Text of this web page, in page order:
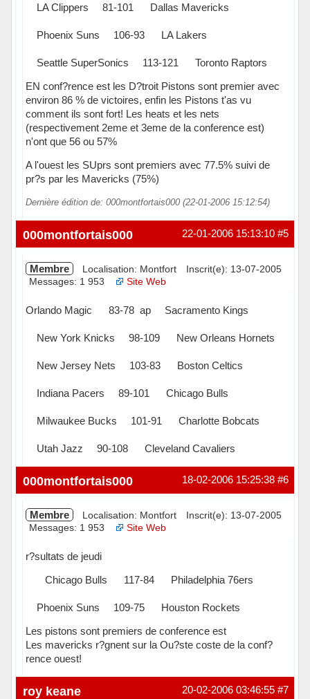
LA Clippers 81-101 Dallas Mavericks
Phoenix Suns 106-93 LA Lakers
Seattle SuperSonics 113-121 Toronto Raptors
EN conf?rence est les D?troit Pistons sont premier avec
environ 86 % de victoires, enfin les Pistons t'as vu
comment ils sont fort! Les heats et les nets
(respectivement 2eme et 3eme de la conference est)
n'ont que 56 ou 57%
A l'ouest les SUprs sont premiers avec 77.5% suivi de
pr?s par les Mavericks (75%)
Dernière édition de: 000montfortais000 (22-01-2006 15:12:54)
Hors ligne #5
22-01-2006 15:13:10
000montfortais000
Membre Localisation: Montfort
Inscrit(e): 13-07-2005
Messages: 1 953
Site Web
Orlando Magic 83-78 ap Sacramento Kings
New York Knicks 98-109 New Orleans Hornets
New Jersey Nets 103-83 Boston Celtics
Indiana Pacers 89-101 Chicago Bulls
Milwaukee Bucks 101-91 Charlotte Bobcats
Utah Jazz 90-108 Cleveland Cavaliers
Hors ligne #6
18-02-2006 15:25:38
000montfortais000
Membre Localisation: Montfort
Inscrit(e): 13-07-2005
Messages: 1 953
Site Web
r?sultats de jeudi
Chicago Bulls 117-84 Philadelphia 76ers
Phoenix Suns 109-75 Houston Rockets
Les pistons sont premiers de conference est
Les mavericks r?gnent sur la Ou?ste coste de la conf?
rence ouest!
Hors ligne #7
20-02-2006 03:46:55
roy keane